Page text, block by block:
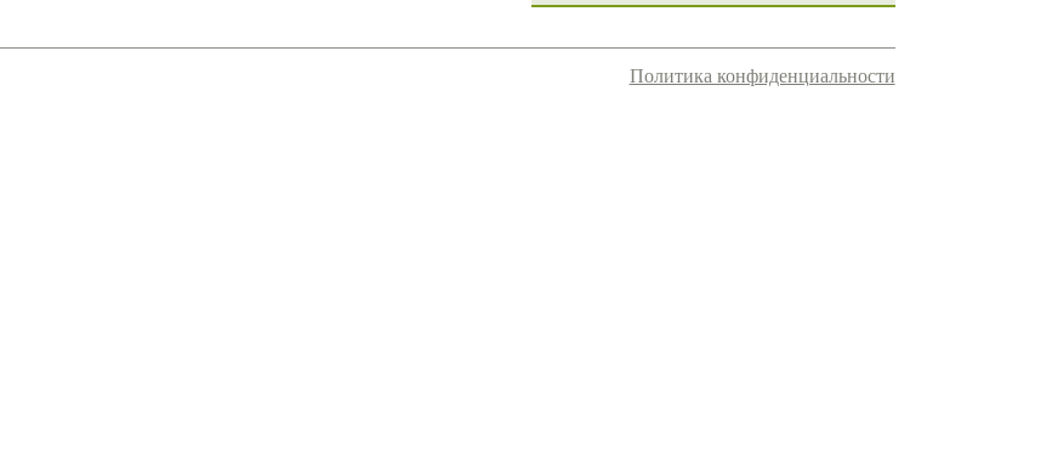
Политика конфиденциальности